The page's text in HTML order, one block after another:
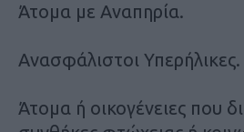
Άτομα με Αναπηρία.
Ανασφάλιστοι Υπερήλικες.
Άτομα ή οικογένειες που